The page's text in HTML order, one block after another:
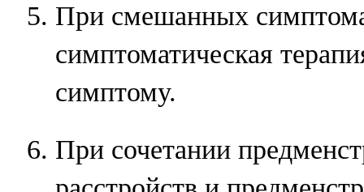
При смешанных
симптоматическая
симптому.
При сочетании